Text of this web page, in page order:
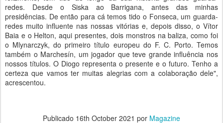
redes. Desde o Siska ao Barrigana, antes das minhas
presidências. De então para cá temos tido o Fonseca, um guarda-
redes muito influente nas nossas vitórias e, depois disso, o Vítor
Baia e o Helton, aqui presentes, dois monstros na baliza, como foi
o Mlynarczyk, do primeiro título europeu do F. C. Porto. Temos
também o Marchesín, um jogador que teve grande influência nos
nossos títulos. O Diogo representa o presente e o futuro. Tenho a
certeza que vamos ter muitas alegrias com a colaboração dele",
acrescentou.
Publicado 16th October 2021 por Magazine